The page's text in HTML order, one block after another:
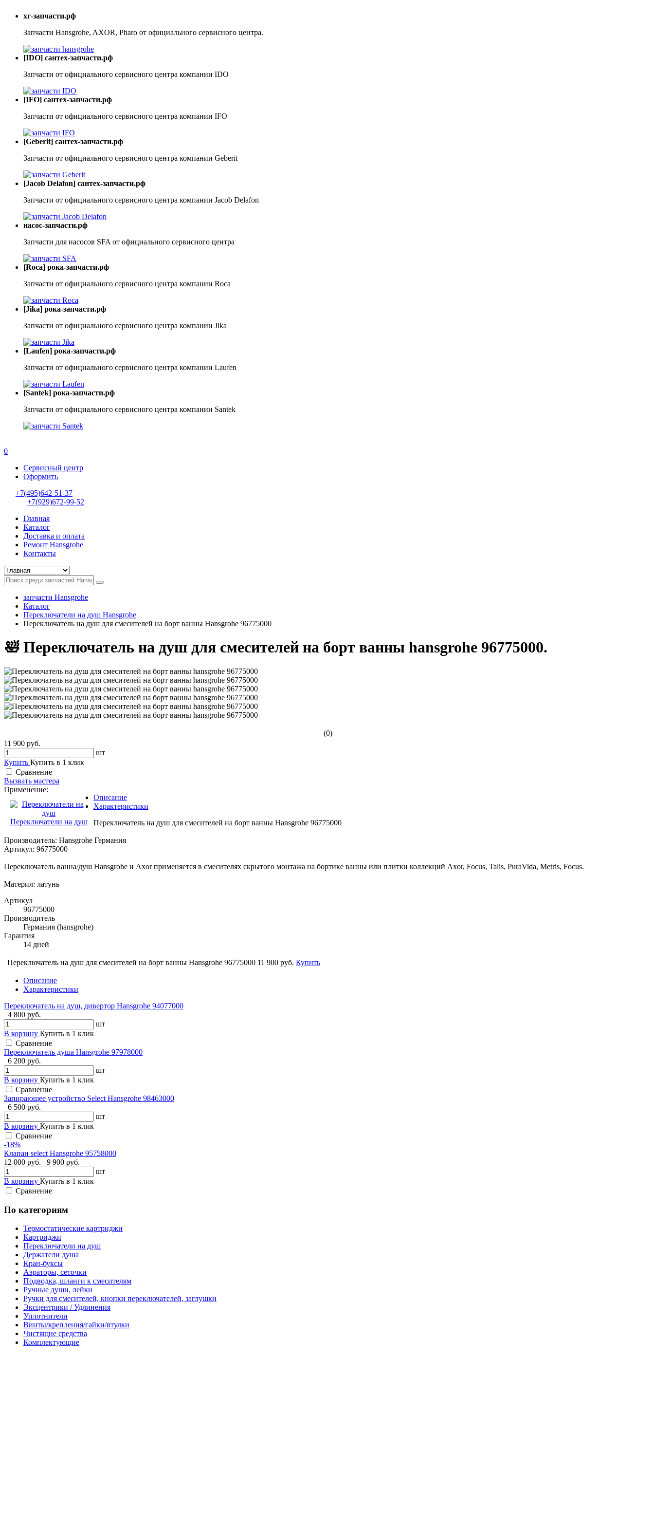
хг-запчасти.рф
Запчасти Hansgrohe, AXOR, Pharo от официального сервисного центра.
[IDO] сантех-запчасти.рф
Запчасти от официального сервисного центра компании IDO
[IFO] сантех-запчасти.рф
Запчасти от официального сервисного центра компании IFO
[Geberit] сантех-запчасти.рф
Запчасти от официального сервисного центра компании Geberit
[Jacob Delafon] сантех-запчасти.рф
Запчасти от официального сервисного центра компании Jacob Delafon
насос-запчасти.рф
Запчасти для насосов SFA от официального сервисного центра
[Roca] рока-запчасти.рф
Запчасти от официального сервисного центра компании Roca
[Jika] рока-запчасти.рф
Запчасти от официального сервисного центра компании Jika
[Laufen] рока-запчасти.рф
Запчасти от официального сервисного центра компании Laufen
[Santek] рока-запчасти.рф
Запчасти от официального сервисного центра компании Santek
0
Сервисный центр
Оформить
+7(495)642-51-37
+7(929)672-99-52
Главная
Каталог
Доставка и оплата
Ремонт Hansgrohe
Контакты
запчасти Hansgrohe
Каталог
Переключатели на душ Hansgrohe
Переключатель на душ для смесителей на борт ванны Hansgrohe 96775000
🛀 Переключатель на душ для смесителей на борт ванны hansgrohe 96775000.
(0)
11 900 руб.
шт
Купить Купить в 1 клик
Сравнение
Вызвать мастера
Применение:
Переключатели на душ
Описание
Характеристики
Переключатель на душ для смесителей на борт ванны Hansgrohe 96775000
Производитель: Hansgrohe Германия
Артикул: 96775000
Переключатель ванна/душ Hansgrohe и Axor применяется в смесителях скрытого монтажа на бортике ванны или плитки коллекций Axor, Focus, Talis, PuraVida, Metris, Focus.
Материл: латунь
Артикул
96775000
Производитель
Германия (hansgrohe)
Гарантия
14 дней
Переключатель на душ для смесителей на борт ванны Hansgrohe 96775000 11 900 руб. Купить
Описание
Характеристики
Переключатель на душ, дивертор Hansgrohe 94077000
4 800 руб.
шт
В корзину Купить в 1 клик
Сравнение
Переключатель душа Hansgrohe 97978000
6 200 руб.
шт
В корзину Купить в 1 клик
Сравнение
Запирающее устройство Select Hansgrohe 98463000
6 500 руб.
шт
В корзину Купить в 1 клик
Сравнение
-18%
Клапан select Hansgrohe 95758000
12 000 руб.
9 900 руб.
шт
В корзину Купить в 1 клик
Сравнение
По категориям
Термостатические картриджи
Картриджи
Переключатели на душ
Держатели душа
Кран-буксы
Аэраторы, сеточки
Подводка, шланги к смесителям
Ручные души, лейки
Ручки для смесителей, кнопки переключателей, заглушки
Эксцентрики / Удлинения
Уплотнители
Винты/крепления/гайки/втулки
Чистящие средства
Комплектующие